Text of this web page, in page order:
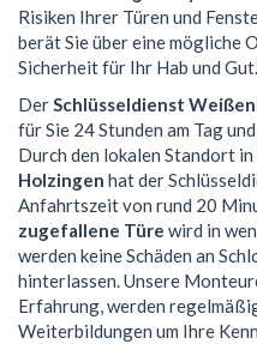
Risiken Ihrer Türen und
berät Sie über eine mögliche
Sicherheit für Ihr Hab und Gut.
DerSchlüsseldienst
für Sie 24 Stunden am Tag
Durch den lokalen Standort in
Holzingen hat der
Anfahrtszeit von rund 20
zugefallene Türe wird in
werden keine Schäden an
hinterlassen. Unsere
Erfahrung, werden
Weiterbildungen um Ihre